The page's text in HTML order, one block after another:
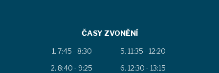
ČASY ZVONĚNÍ
7:45 - 8:30
8:40 - 9:25
11:35 - 12:20
12:30 - 13:15